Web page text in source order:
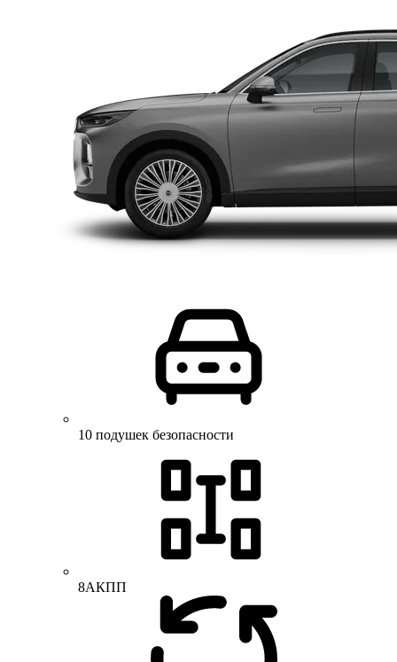
10 подушек безопасности
8АКПП